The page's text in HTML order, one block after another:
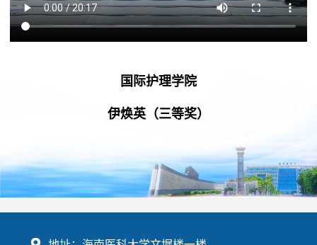
国际护理学院
伊焕英（三等奖）